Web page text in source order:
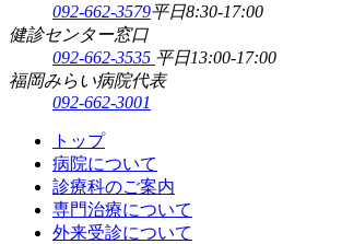
092-662-3579平日8:30-17:00
健診センター窓口
092-662-3535 平日13:00-17:00
福岡みらい病院代表
092-662-3001
トップ
病院について
診療科のご案内
専門治療について
外来受診について